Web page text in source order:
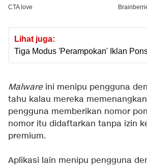
Lihat juga:
Tiga Modus 'Perampokan' Iklan
Malware ini menipu pengguna
tahu kalau mereka
pengguna memberikan nomor
nomor itu didaftarkan tanpa izin
premium.
Aplikasi lain menipu pengguna